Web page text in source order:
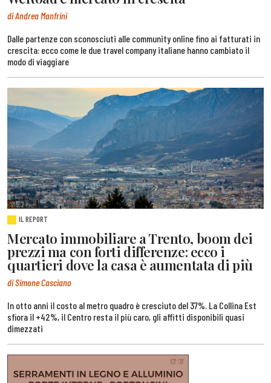
di Andrea Manfrini
Dalle partenze con sconosciuti alle community online fino ai fatturati in
crescita: ecco come le due travel company italiane hanno cambiato il
modo di viaggiare
IL REPORT
Mercato immobiliare a Trento, boom dei
prezzi ma con forti differenze: ecco i
quartieri dove la casa è aumentata di più
di Simone Casciano
In otto anni il costo al metro quadro è cresciuto del 37%. La Collina Est
sfiora il +42%, il Centro resta il più caro, gli affitti disponibili quasi
dimezzati